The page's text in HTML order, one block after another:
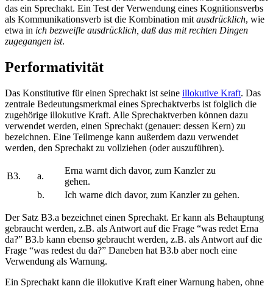
das ein Sprechakt. Ein Test der Verwendung eines Kognitionsverbs
als Kommunikationsverb ist die Kombination mitausdrücklich, wie
etwa in ich bezweifle ausdrücklich, daß das mit rechten Dingen
zugegangen ist.
Performativität
Das Konstitutive für einen Sprechakt ist seine illokutive Kraft. Das
zentrale Bedeutungsmerkmal eines Sprechaktverbs ist folglich die
zugehörige illokutive Kraft. Alle Sprechaktverben können dazu
verwendet werden, einen Sprechakt (genauer: dessen Kern) zu
bezeichnen. Eine Teilmenge kann außerdem dazu verwendet
werden, den Sprechakt zu vollziehen (oder auszuführen).
B3. a.
Erna warnt dich davor, zum Kanzler zu
gehen.
b.
Ich warne dich davor, zum Kanzler zu gehen.
Der Satz B3.a bezeichnet einen Sprechakt. Er kann als Behauptung
gebraucht werden, z.B. als Antwort auf die Frage “was redet Erna
da?” B3.b kann ebenso gebraucht werden, z.B. als Antwort auf die
Frage “was redest du da?” Daneben hat B3.b aber noch eine
Verwendung als Warnung.
Ein Sprechakt kann die illokutive Kraft einer Warnung haben, ohne